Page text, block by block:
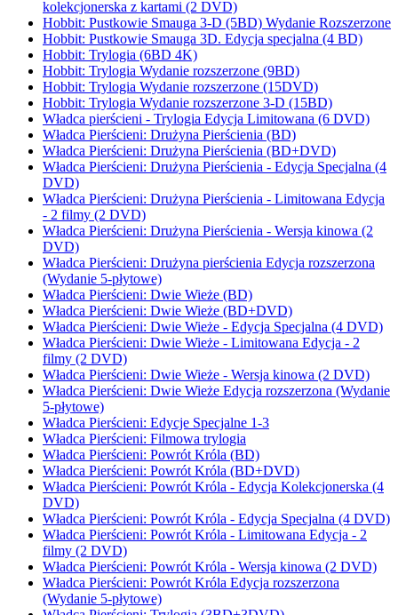
kolekcjonerska z kartami (2 DVD)
Hobbit: Pustkowie Smauga 3-D (5BD) Wydanie Rozszerzone
Hobbit: Pustkowie Smauga 3D. Edycja specjalna (4 BD)
Hobbit: Trylogia (6BD 4K)
Hobbit: Trylogia Wydanie rozszerzone (9BD)
Hobbit: Trylogia Wydanie rozszerzone (15DVD)
Hobbit: Trylogia Wydanie rozszerzone 3-D (15BD)
Władca pierścieni - Trylogia Edycja Limitowana (6 DVD)
Władca Pierścieni: Drużyna Pierścienia (BD)
Władca Pierścieni: Drużyna Pierścienia (BD+DVD)
Władca Pierścieni: Drużyna Pierścienia - Edycja Specjalna (4
DVD)
Władca Pierścieni: Drużyna Pierścienia - Limitowana Edycja
- 2 filmy (2 DVD)
Władca Pierścieni: Drużyna Pierścienia - Wersja kinowa (2
DVD)
Władca Pierścieni: Drużyna pierścienia Edycja rozszerzona
(Wydanie 5-płytowe)
Władca Pierścieni: Dwie Wieże (BD)
Władca Pierścieni: Dwie Wieże (BD+DVD)
Władca Pierścieni: Dwie Wieże - Edycja Specjalna (4 DVD)
Władca Pierścieni: Dwie Wieże - Limitowana Edycja - 2
filmy (2 DVD)
Władca Pierścieni: Dwie Wieże - Wersja kinowa (2 DVD)
Władca Pierścieni: Dwie Wieże Edycja rozszerzona (Wydanie
5-płytowe)
Władca Pierścieni: Edycje Specjalne 1-3
Władca Pierścieni: Filmowa trylogia
Władca Pierścieni: Powrót Króla (BD)
Władca Pierścieni: Powrót Króla (BD+DVD)
Władca Pierścieni: Powrót Króla - Edycja Kolekcjonerska (4
DVD)
Władca Pierścieni: Powrót Króla - Edycja Specjalna (4 DVD)
Władca Pierścieni: Powrót Króla - Limitowana Edycja - 2
filmy (2 DVD)
Władca Pierścieni: Powrót Króla - Wersja kinowa (2 DVD)
Władca Pierścieni: Powrót Króla Edycja rozszerzona
(Wydanie 5-płytowe)